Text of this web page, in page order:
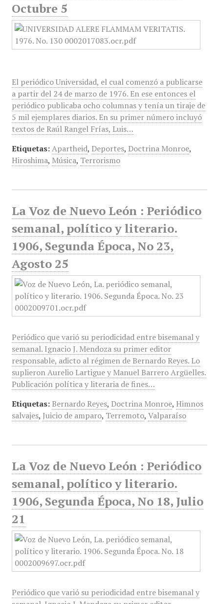
Octubre 5
El periódico Universidad, el cual comenzó a publicarse
a partir del 24 de marzo de 1976. En ese entonces el
periódico publicaba ocho columnas y tenía un tiraje de
5 mil ejemplares diarios. En su primer número incluyó
textos de Raúl Rangel Frías, Luis…
Etiquetas: Apartheid, Deportes, Doctrina Monroe,
Hiroshima, Música, Terrorismo
La Voz de Nuevo León : Periódico
semanal, político y literario.
1906, Segunda Época, No 23,
Agosto 25
Periódico que varió su periodicidad entre bisemanal y
semanal. Ignacio J. Mendoza su primer editor
responsable, adicto al régimen de Bernardo Reyes. Lo
suplieron Aurelio Lartigue y Manuel Barrero Argüelles.
Publicación política y literaria de fines…
Etiquetas: Bernardo Reyes, Doctrina Monroe, Himnos
salvajes, Juicio de amparo, Terremoto, Valparaíso
La Voz de Nuevo León : Periódico
semanal, político y literario.
1906, Segunda Época, No 18, Julio
21
Periódico que varió su periodicidad entre bisemanal y